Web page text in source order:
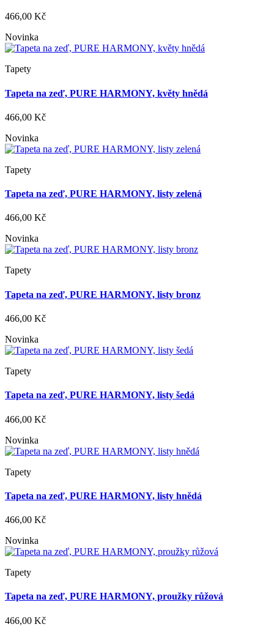
466,00 Kč
Novinka
Tapety
Tapeta na zeď, PURE HARMONY, květy hnědá
466,00 Kč
Novinka
Tapety
Tapeta na zeď, PURE HARMONY, listy zelená
466,00 Kč
Novinka
Tapety
Tapeta na zeď, PURE HARMONY, listy bronz
466,00 Kč
Novinka
Tapety
Tapeta na zeď, PURE HARMONY, listy šedá
466,00 Kč
Novinka
Tapety
Tapeta na zeď, PURE HARMONY, listy hnědá
466,00 Kč
Novinka
Tapety
Tapeta na zeď, PURE HARMONY, proužky růžová
466,00 Kč